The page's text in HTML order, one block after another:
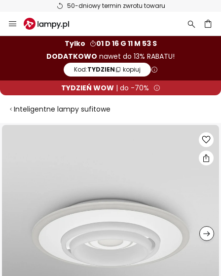
50-dniowy termin zwrotu towaru
Przejdź
do
Tylko
01 D 16 G 11 M 53 S
DODATKOWO nawet do 13% RABATU!
Kod:TYDZIEN kopiuj
TYDZIEŃ WOW| do -70%
Inteligentne lampy sufitowe
Przejdź